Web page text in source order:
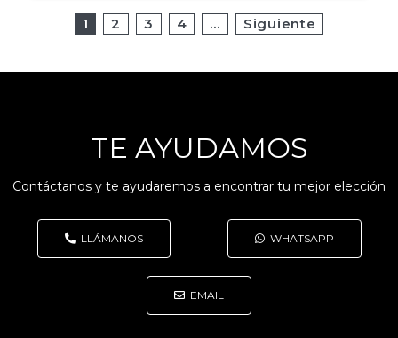
1 2 3 4 … Siguiente
TE AYUDAMOS
Contáctanos y te ayudaremos a encontrar tu mejor elección
LLÁMANOS WHATSAPP
EMAIL